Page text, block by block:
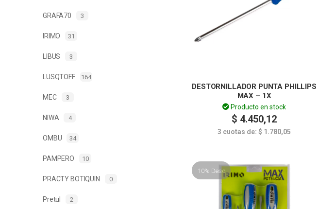
GRAFA70 3
IRIMO 31
LIBUS 3
LUSQTOFF 164
MEC 3
NIWA 4
OMBU 34
PAMPERO 10
PRACTY BOTIQUIN 0
Pretul 2
DESTORNILLADOR PUNTA PHILLIPS
MAX – 1X
Producto en stock
$ 4.450,12
3 cuotas de: $ 1.780,05
10% Desc